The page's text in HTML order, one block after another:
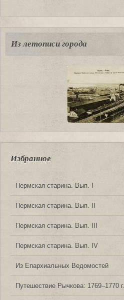
Из летописи города
Избранное
Пермская старина. Вып. I
Пермская старина. Вып. II
Пермская старина. Вып. III
Пермская старина. Вып. IV
Из Епархиальных Ведомостей
Путешествие Рычкова: 1769‒1770 г.